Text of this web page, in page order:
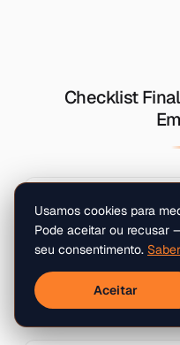
Checklist
Mapee todas as
leads por email
Identifique
Usamos cookies para
Pode aceitar ou recusar
seu consentimento.
Aceitar